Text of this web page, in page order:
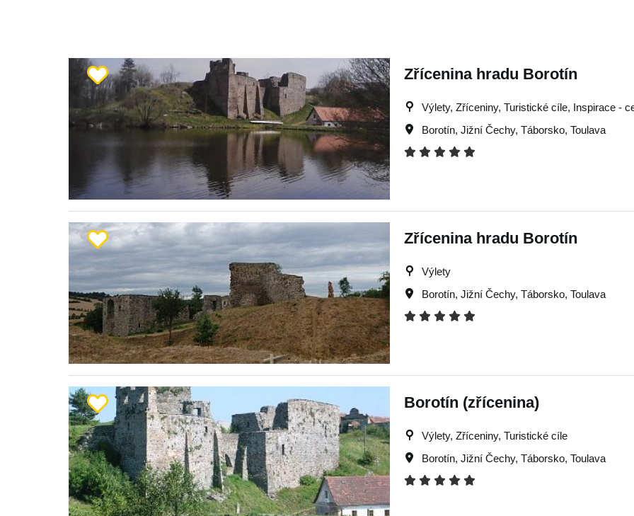
Zřícenina hradu Borotín
Výlety, Zříceniny, Turistické cíle, Inspirace -
Borotín, Jižní Čechy, Táborsko, Toulava
Zřícenina hradu Borotín
Výlety
Borotín, Jižní Čechy, Táborsko, Toulava
Borotín (zřícenina)
Výlety, Zříceniny, Turistické cíle
Borotín, Jižní Čechy, Táborsko, Toulava